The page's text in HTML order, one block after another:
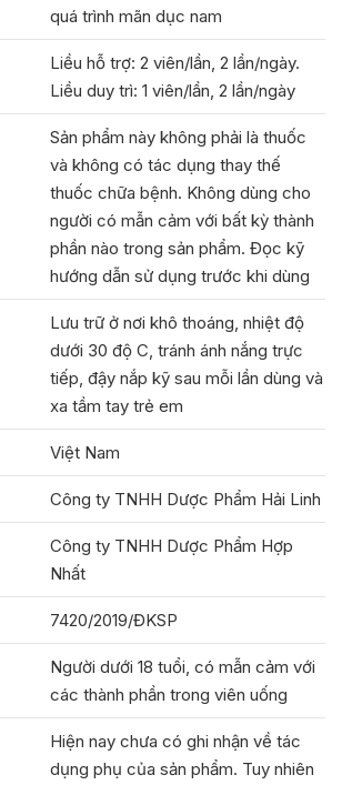
quá trình mãn dục nam
Liều hỗ trợ: 2 viên/lần, 2 lần/ngày.
Liều duy trì: 1 viên/lần, 2 lần/ngày
Sản phẩm này không phải là thuốc
và không có tác dụng thay thế
thuốc chữa bệnh. Không dùng cho
người có mẫn cảm với bất kỳ thành
phần nào trong sản phẩm. Đọc kỹ
hướng dẫn sử dụng trước khi dùng
Lưu trữ ở nơi khô thoáng, nhiệt độ
dưới 30 độ C, tránh ánh nắng trực
tiếp, đậy nắp kỹ sau mỗi lần dùng và
xa tầm tay trẻ em
Việt Nam
Công ty TNHH Dược Phẩm Hải Linh
Công ty TNHH Dược Phẩm Hợp
Nhất
7420/2019/ĐKSP
Người dưới 18 tuổi, có mẫn cảm với
các thành phần trong viên uống
Hiện nay chưa có ghi nhận về tác
dụng phụ của sản phẩm. Tuy nhiên